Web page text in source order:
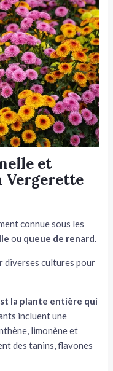
et
Vergerette
connue sous les
ou queue de renard
diverses cultures pour
la plante entière qui
incluent une
limonène et
des tanins, flavones